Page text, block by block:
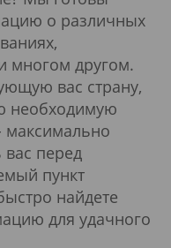
о различных
многом другом.
вас страну,
необходимую
перед
пункт
найдете
для удачного